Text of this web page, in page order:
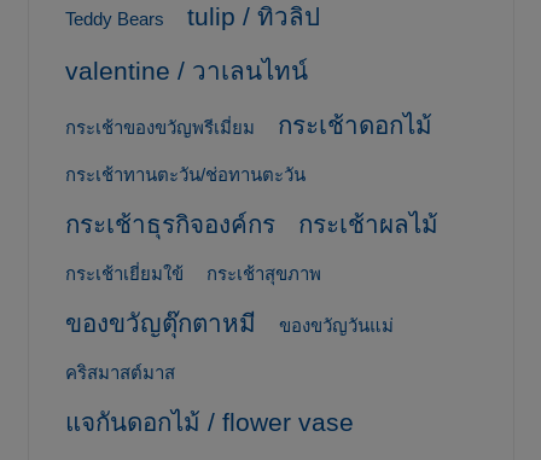
Teddy Bears
tulip / ทิวลิป
valentine / วาเลนไทน์
กระเช้าของขวัญพรีเมี่ยม กระเช้าดอกไม้
กระเช้าทานตะวัน/ช่อทานตะวัน
กระเช้าธุรกิจองค์กร กระเช้าผลไม้
กระเช้าเยี่ยมใข้ กระเช้าสุขภาพ
ของขวัญตุ๊กตาหมี ของขวัญวันแม่
คริสมาสต์มาส
แจกันดอกไม้ / flower vase